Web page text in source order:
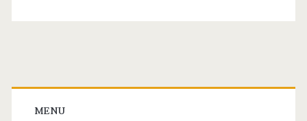
Primary
MENU